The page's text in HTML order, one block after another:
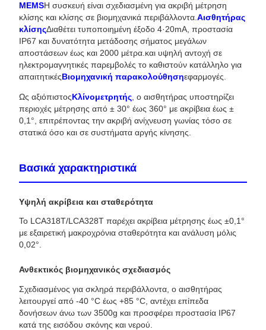
MEMSΗ συσκευή είναι σχεδιασμένη για ακριβή μέτρηση
κλίσης και κλίσης σε βιομηχανικά περιβάλλοντα.Αισθητήρας
κλίσηςΔιαθέτει τυποποιημένη έξοδο 4·20mA, προστασία
IP67 και δυνατότητα μετάδοσης σήματος μεγάλων
αποστάσεων έως και 2000 μέτρα.και υψηλή αντοχή σε
ηλεκτρομαγνητικές παρεμβολές το καθιστούν κατάλληλο για
απαιτητικέςΒιομηχανική παρακολούθησηεφαρμογές.
Ως αξιόπιστοςΚλίνομετρητής, ο αισθητήρας υποστηρίζει
περιοχές μέτρησης από ± 30° έως 360° με ακρίβεια έως ±
0,1°, επιτρέποντας την ακριβή ανίχνευση γωνίας τόσο σε
στατικά όσο και σε συστήματα αργής κίνησης.
Βασικά χαρακτηριστικά
Υψηλή ακρίβεια και σταθερότητα
Το LCA318T/LCA328T παρέχει ακρίβεια μέτρησης έως ±0,1°
με εξαιρετική μακροχρόνια σταθερότητα και ανάλυση μόλις
0,02°.
Ανθεκτικός βιομηχανικός σχεδιασμός
Σχεδιασμένος για σκληρά περιβάλλοντα, ο αισθητήρας
λειτουργεί από -40 °C έως +85 °C, αντέχει επίπεδα
δονήσεων άνω των 3500g και προσφέρει προστασία IP67
κατά της εισόδου σκόνης και νερού.